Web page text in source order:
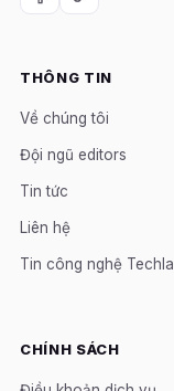
THÔNG TIN
Về chúng tôi
Đội ngũ editors
Tin tức
Liên hệ
Tin công nghệ
CHÍNH SÁCH